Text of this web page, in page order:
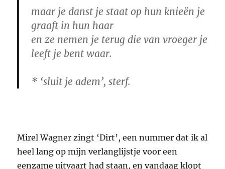
maar je danst je staat op hun knieën je
graaft in hun haar
en ze nemen je terug die van vroeger je
leeft je bent waar.
* ‘sluit je adem’, sterf.
Mirel Wagner zingt ‘Dirt’, een nummer dat ik al
heel lang op mijn verlanglijstje voor een
eenzame uitvaart had staan, en vandaag klopt